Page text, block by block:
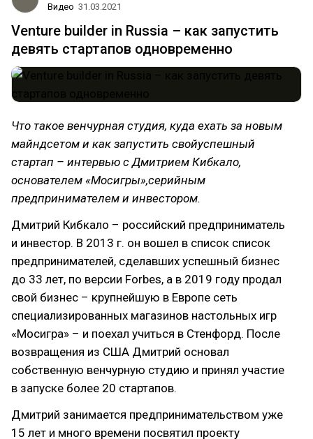
Видео 31.03.2021
Venture builder in Russia – как запустить
девять стартапов одновременно
Что такое венчурная студия, куда ехать за новым
майндсетом и как запустить свойуспешный
стартап – интервью с Дмитрием Кибкало,
основателем «Мосигры»,серийным
предпринимателем и инвестором.
Дмитрий Кибкало – российский предприниматель
и инвестор. В 2013 г. он вошел в список список
предпринимателей, сделавших успешный бизнес
до 33 лет, по версии Forbes, а в 2019 году продал
свой бизнес – крупнейшую в Европе сеть
специализированных магазинов настольных игр
«Мосигра» – и поехал учиться в Стенфорд. После
возвращения из США Дмитрий основал
собственную венчурную студию и принял участие
в запуске более 20 стартапов.
Дмитрий занимается предпринимательством уже
15 лет и много времени посвятил проекту